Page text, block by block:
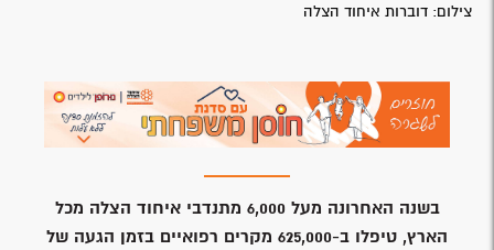
צילום: דוברות איחוד הצלה
בשנה האחרונה מעל 6,000 מתנדבי איחוד הצלה מכל
הארץ, טיפלו ב-625,000 מקרים רפואיים בזמן הגעה של